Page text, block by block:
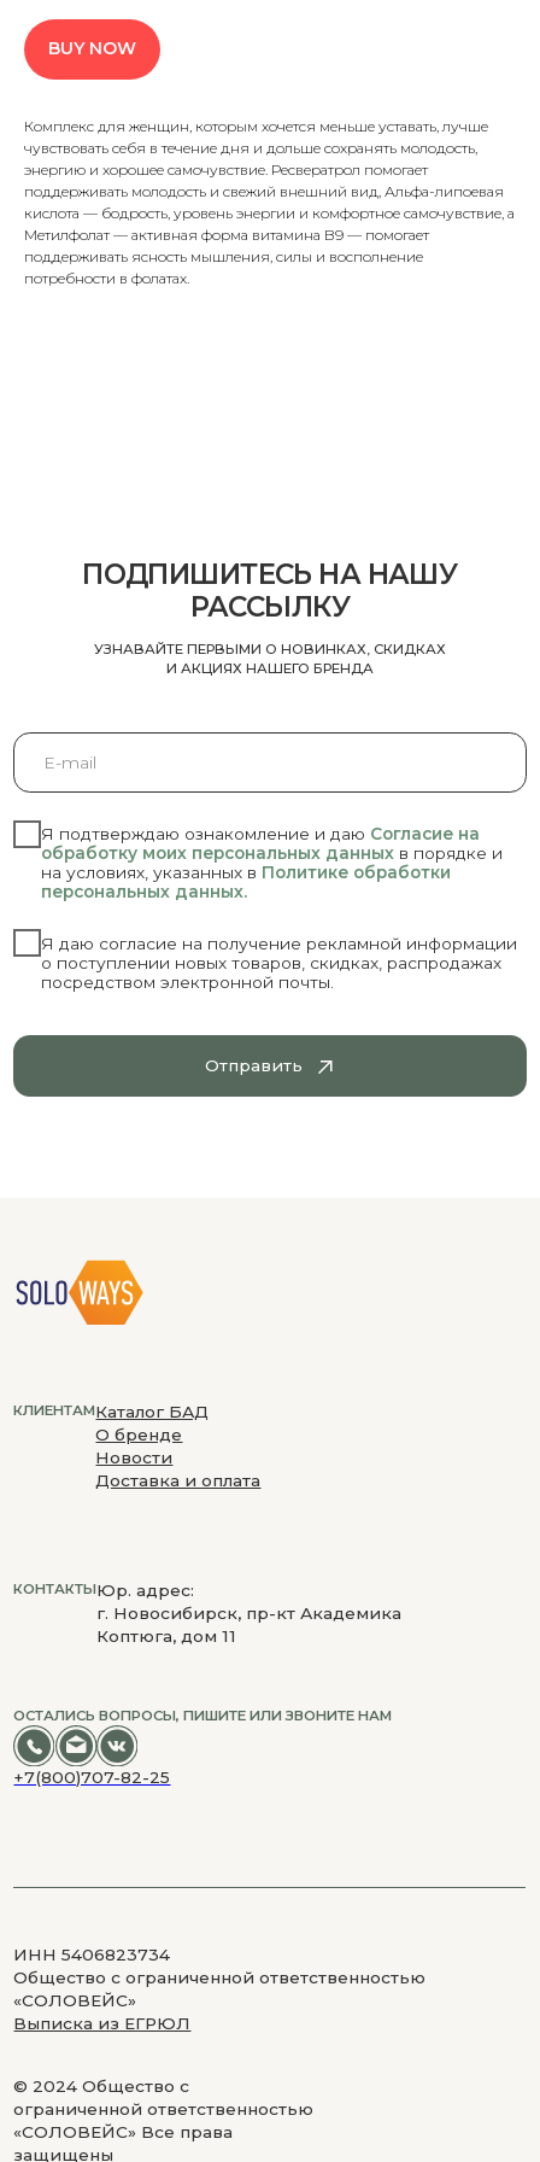
BUY NOW
Комплекс для женщин, которым хочется меньше уставать, лучше
чувствовать себя в течение дня и дольше сохранять молодость,
энергию и хорошее самочувствие. Ресвератрол помогает
поддерживать молодость и свежий внешний вид, Альфа-липоевая
кислота — бодрость, уровень энергии и комфортное самочувствие, а
Метилфолат — активная форма витамина B9 — помогает
поддерживать ясность мышления, силы и восполнение
потребности в фолатах.
SUBMIT
БАД НЕ ЯВЛЯЕТСЯ
ЛЕКАРСТВЕННЫМ
СРЕДСТВОМ
Публичная оферта
Политика Конфиденциальности
© 2024 Общество с
ограниченной ответственностью
защищены
ИНН 5406823734
Общество с ограниченной ответственностью
КЛИЕНТАМКаталог БАД
О бренде
Новости
Доставка и оплата
НАВЕРХ